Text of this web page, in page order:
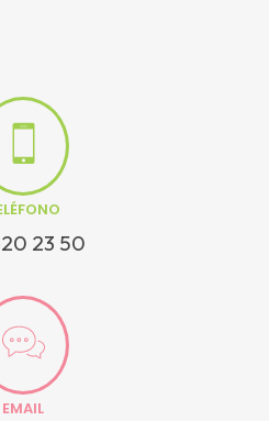
23 50
EMAIL